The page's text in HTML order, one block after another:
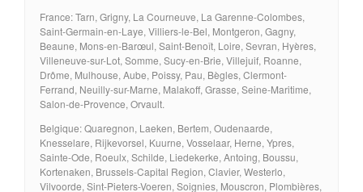
France: Tarn, Grigny, La Courneuve, La Garenne-Colombes,
Saint-Germain-en-Laye, Villiers-le-Bel, Montgeron, Gagny,
Beaune, Mons-en-Barœul, Saint-Benoît, Loire, Sevran, Hyères,
Villeneuve-sur-Lot, Somme, Sucy-en-Brie, Villejuif, Roanne,
Drôme, Mulhouse, Aube, Poissy, Pau, Bègles, Clermont-
Ferrand, Neuilly-sur-Marne, Malakoff, Grasse, Seine-Maritime,
Salon-de-Provence, Orvault.
Belgique: Quaregnon, Laeken, Bertem, Oudenaarde,
Knesselare, Rijkevorsel, Kuurne, Vosselaar, Herne, Ypres,
Sainte-Ode, Roeulx, Schilde, Liedekerke, Antoing, Boussu,
Kortenaken, Brussels-Capital Region, Clavier, Westerlo,
Vilvoorde, Sint-Pieters-Voeren, Soignies, Mouscron, Plombières,